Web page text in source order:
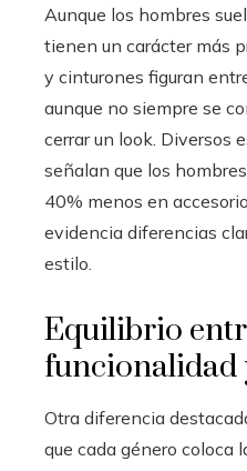
Aunque los hombres
tienen un carácter más
y cinturones figuran
aunque no siempre se
cerrar un look. Diversos
señalan que los
40% menos en
evidencia diferencias
estilo.
Equilibrio
funcionalidad
Otra diferencia
que cada género coloca